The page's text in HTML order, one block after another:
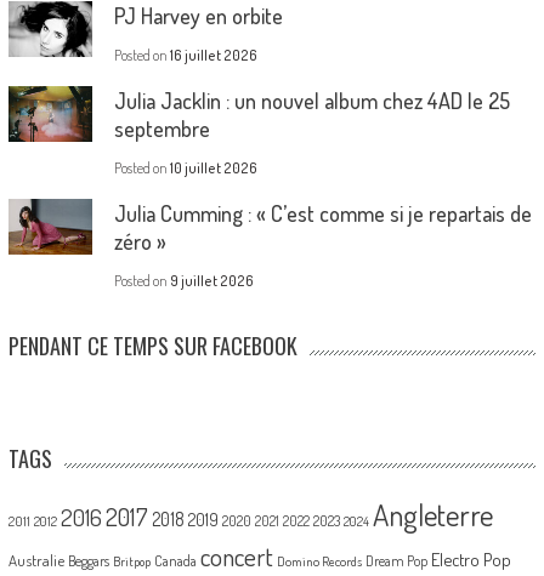
PJ Harvey en orbite
Posted on 16 juillet 2026
Julia Jacklin : un nouvel album chez 4AD le 25
septembre
Posted on 10 juillet 2026
Julia Cumming : « C’est comme si je repartais de
zéro »
Posted on 9 juillet 2026
PENDANT CE TEMPS SUR FACEBOOK
TAGS
2011 2012 20162017 2018 2019 2020 2021 2022 2023 2024 Angleterre
Australie Beggars Britpop Canada concert Domino Records Dream Pop Electro Pop